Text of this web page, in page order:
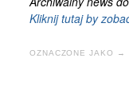
Kliknij tutaj by
OZNACZONE JAKO →